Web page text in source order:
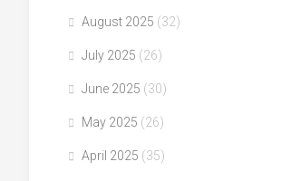
August 2025 (32)
July 2025 (26)
June 2025 (30)
May 2025 (26)
April 2025 (35)